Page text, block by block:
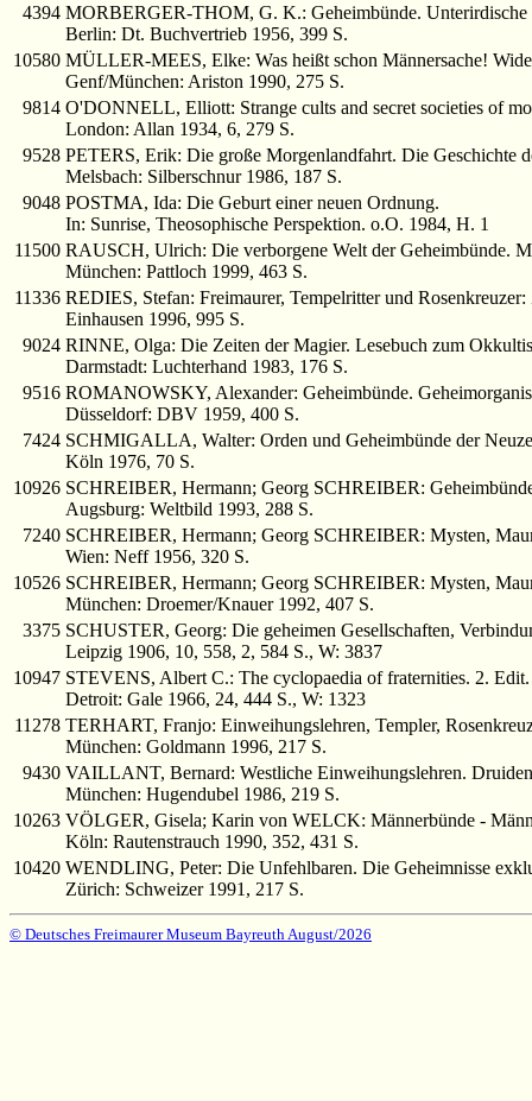
4394 MORBERGER-THOM, G. K.: Geheimbünde. Unterirdische
Berlin: Dt. Buchvertrieb 1956, 399 S.
10580 MÜLLER-MEES, Elke: Was heißt schon Männersache!
Genf/München: Ariston 1990, 275 S.
9814 O'DONNELL, Elliott: Strange cults and secret societies of
London: Allan 1934, 6, 279 S.
9528 PETERS, Erik: Die große Morgenlandfahrt. Die Geschichte
Melsbach: Silberschnur 1986, 187 S.
9048 POSTMA, Ida: Die Geburt einer neuen Ordnung.
In: Sunrise, Theosophische Perspektion. o.O. 1984, H. 1
11500 RAUSCH, Ulrich: Die verborgene Welt der Geheimbünde.
München: Pattloch 1999, 463 S.
11336 REDIES, Stefan: Freimaurer, Tempelritter und
Einhausen 1996, 995 S.
9024 RINNE, Olga: Die Zeiten der Magier. Lesebuch zum
Darmstadt: Luchterhand 1983, 176 S.
9516 ROMANOWSKY, Alexander: Geheimbünde.
Düsseldorf: DBV 1959, 400 S.
7424 SCHMIGALLA, Walter: Orden und Geheimbünde der
Köln 1976, 70 S.
10926 SCHREIBER, Hermann; Georg SCHREIBER:
Augsburg: Weltbild 1993, 288 S.
7240 SCHREIBER, Hermann; Georg SCHREIBER: Mysten,
Wien: Neff 1956, 320 S.
10526 SCHREIBER, Hermann; Georg SCHREIBER: Mysten,
München: Droemer/Knauer 1992, 407 S.
3375 SCHUSTER, Georg: Die geheimen Gesellschaften,
Leipzig 1906, 10, 558, 2, 584 S., W: 3837
10947 STEVENS, Albert C.: The cyclopaedia of fraternities. 2.
Detroit: Gale 1966, 24, 444 S., W: 1323
11278 TERHART, Franjo: Einweihungslehren, Templer,
München: Goldmann 1996, 217 S.
9430 VAILLANT, Bernard: Westliche Einweihungslehren.
München: Hugendubel 1986, 219 S.
10263 VÖLGER, Gisela; Karin von WELCK: Männerbünde -
Köln: Rautenstrauch 1990, 352, 431 S.
10420 WENDLING, Peter: Die Unfehlbaren. Die Geheimnisse
Zürich: Schweizer 1991, 217 S.
© Deutsches Freimaurer Museum Bayreuth August/2026